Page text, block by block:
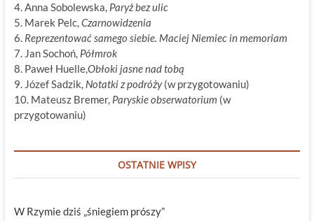
4. Anna Sobolewska, Paryż bez ulic
5. Marek Pelc,Czarnowidzenia
6. Reprezentować samego siebie. Maciej Niemiec in memoriam
7. Jan Sochoń, Półmrok
8. Paweł Huelle,Obłoki jasne nad tobą
9. Józef Sadzik, Notatki z podróży(w przygotowaniu)
10. Mateusz Bremer, Paryskie obserwatorium (w
przygotowaniu)
OSTATNIE WPISY
W Rzymie dziś „śniegiem prószy”